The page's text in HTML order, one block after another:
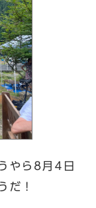
やら8月4日
だ！